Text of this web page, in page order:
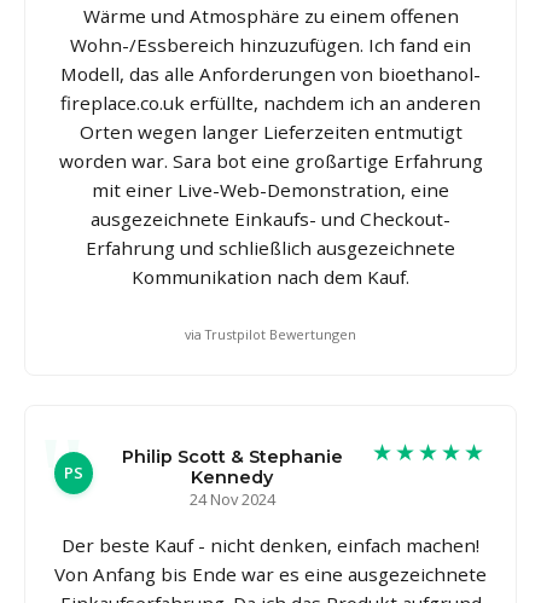
Wärme und Atmosphäre zu einem offenen
Wohn-/Essbereich hinzuzufügen. Ich fand ein
Modell, das alle Anforderungen von bioethanol-
fireplace.co.uk erfüllte, nachdem ich an anderen
Orten wegen langer Lieferzeiten entmutigt
worden war. Sara bot eine großartige Erfahrung
mit einer Live-Web-Demonstration, eine
ausgezeichnete Einkaufs- und Checkout-
Erfahrung und schließlich ausgezeichnete
Kommunikation nach dem Kauf.
via Trustpilot Bewertungen
PS
Philip Scott & Stephanie
Kennedy
24 Nov 2024
★★★★★
Der beste Kauf - nicht denken, einfach machen!
Von Anfang bis Ende war es eine ausgezeichnete